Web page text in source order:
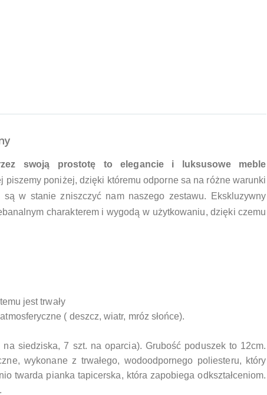
swoją prostotę to elegancie i luksusowe meble
piszemy poniżej, dzięki któremu odporne sa na różne warunki
w stanie zniszczyć nam naszego zestawu. Ekskluzywny
charakterem i wygodą w użytkowaniu, dzięki czemu
jest trwały
( deszcz, wiatr, mróz słońce).
siedziska, 7 szt. na oparcia). Grubość poduszek to 12cm.
wykonane z trwałego, wodoodpornego poliesteru, który
twarda pianka tapicerska, która zapobiega odkształceniom.